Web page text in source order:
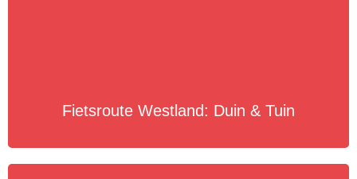
Fietsroute Westland: Duin & Tuin